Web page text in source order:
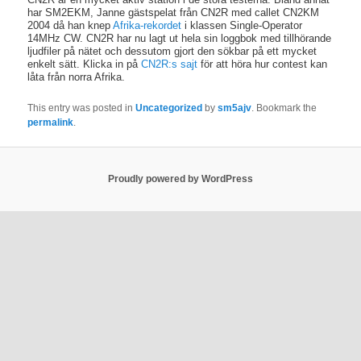
har SM2EKM, Janne gästspelat från CN2R med callet CN2KM
2004 då han knepAfrika-rekordet i klassen Single-Operator
14MHz CW. CN2R har nu lagt ut hela sin loggbok med tillhörande
ljudfiler på nätet och dessutom gjort den sökbar på ett mycket
enkelt sätt. Klicka in påCN2R:s sajt för att höra hur contest kan
låta från norra Afrika.
This entry was posted inUncategorized bysm5ajv . Bookmark the
permalink
Proudly powered by WordPress